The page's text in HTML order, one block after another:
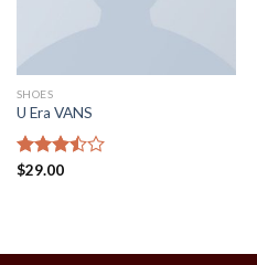
SHOES
U Era VANS
Rated
$29.00